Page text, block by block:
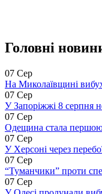
Головні
07 Сер
На Миколаївщині
07 Сер
У Запоріжжі 8 серпня
07 Сер
Одещина стала першою
07 Сер
У Херсоні через
07 Сер
“Туманчики” проти
07 Сер